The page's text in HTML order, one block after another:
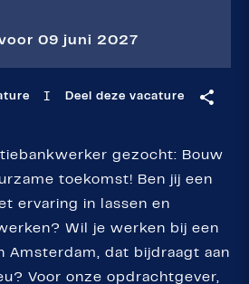
voor 09 juni 2027
I Deel deze vacature
gezocht: Bouw
toekomst! Ben jij een
ervaring in lassen en
Wil je werken bij een
Amsterdam, dat bijdraagt aan
Voor onze opdrachtgever,